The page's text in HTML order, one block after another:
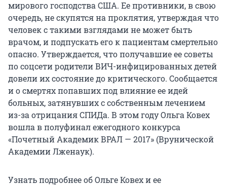
мирового господства США. Ее противники, в свою
очередь, не скупятся на проклятия, утверждая что
человек с такими взглядами не может быть
врачом, и подпускать его к пациентам смертельно
опасно. Утверждается, что получавшие ее советы
по соцсети родители ВИЧ-инфицированных детей
довели их состояние до критического. Сообщается
и о смертях попавших под влияние ее идей
больных, затянувших с собственным лечением
из-за отрицания СПИДа. В этом году Ольга Ковех
вошла в полуфинал ежегодного конкурса
«Почетный Академик ВРАЛ — 2017» (Врунической
Академии Лженаук).
Узнать подробнее об Ольге Ковех и ее